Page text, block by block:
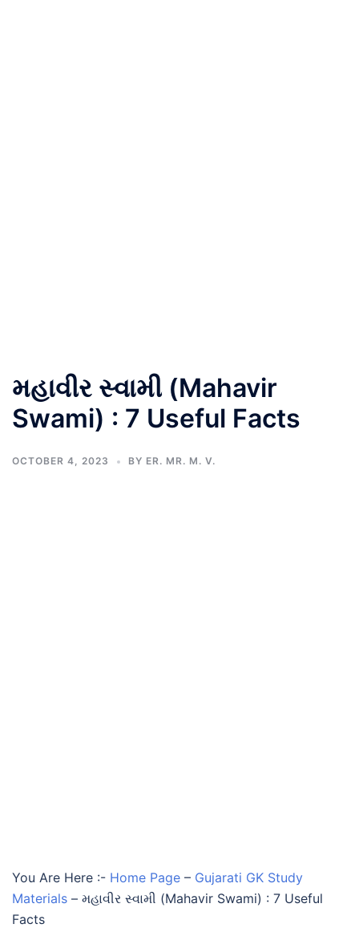
મહાવીર સ્વામી (Mahavir
Swami) : 7 Useful Facts
OCTOBER 4, 2023 BY ER. MR. M. V.
You Are Here :- Home Page – Gujarati GK Study
Materials – મહાવીર સ્વામી (Mahavir Swami) : 7 Useful
Facts